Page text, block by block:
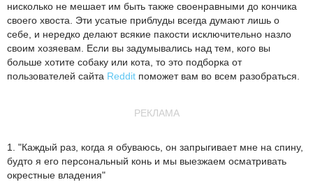
нисколько не мешает им быть также своенравными до кончика
своего хвоста. Эти усатые приблуды всегда думают лишь о
себе, и нередко делают всякие пакости исключительно назло
своим хозяевам. Если вы задумывались над тем, кого вы
больше хотите собаку или кота, то это подборка от
пользователей сайта Reddit поможет вам во всем разобраться.
РЕКЛАМА
1. "Каждый раз, когда я обуваюсь, он запрыгивает мне на спину,
будто я его персональный конь и мы выезжаем осматривать
окрестные владения"